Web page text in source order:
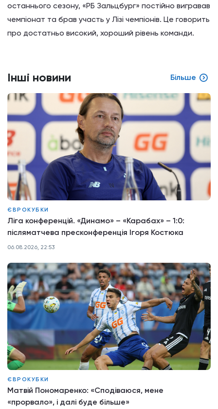
останнього сезону, «РБ Зальцбург» постійно вигравав
чемпіонат та брав участь у Лізі чемпіонів. Це говорить
про достатньо високий, хороший рівень команди.
Інші новини Більше
ЄВРОКУБКИ
Ліга конференцій. «Динамо» – «Карабах» – 1:0:
післяматчева пресконференція Ігоря Костюка
06.08.2026, 22:53
ЄВРОКУБКИ
Матвій Пономаренко: «Сподіваюся, мене
«прорвало», і далі буде більше»